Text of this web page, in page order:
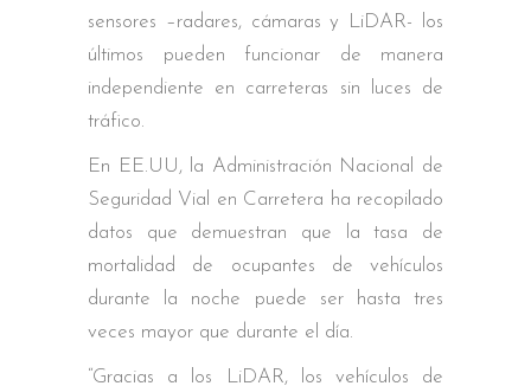
sensores –radares, cámaras y LiDAR- los
últimos pueden funcionar de manera
independiente en carreteras sin luces de
tráfico.
En EE.UU, la Administración Nacional de
Seguridad Vial en Carretera ha recopilado
datos que demuestran que la tasa de
mortalidad de ocupantes de vehículos
durante la noche puede ser hasta tres
veces mayor que durante el día.
“Gracias a los LiDAR, los vehículos de